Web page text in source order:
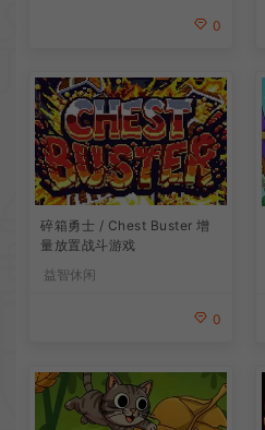
0
碎箱勇士 / Chest Buster 增
量放置战斗游戏
益智休闲
0